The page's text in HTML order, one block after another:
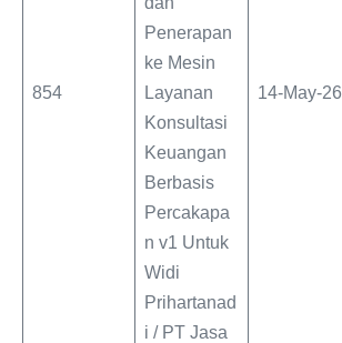
854
Penerapan
ke Mesin
Layanan
Konsultasi
Keuangan
Berbasis
Percakapa
n v1 Untuk
Widi
Prihartanad
i / PT Jasa
14-May-26